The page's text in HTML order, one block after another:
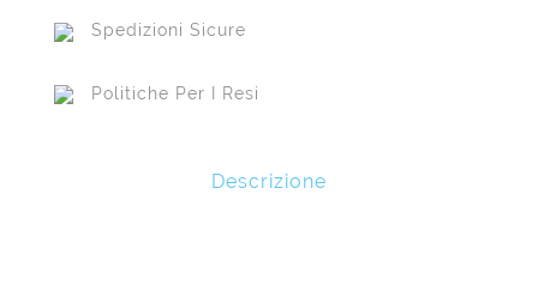
Spedizioni Sicure
Politiche Per I Resi
Descrizione